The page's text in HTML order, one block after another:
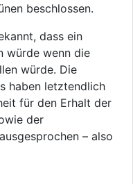
beschlossen.
dass ein
würde wenn die
würde. Die
haben letztendlich
für den Erhalt der
der
– also